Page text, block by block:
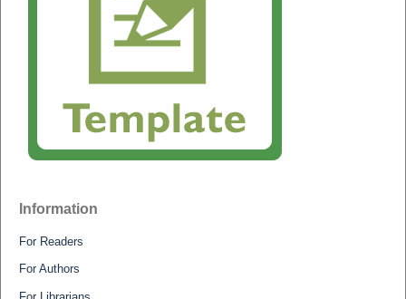
Information
For Readers
For Authors